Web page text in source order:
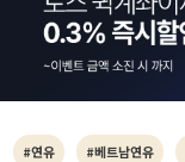
#연유 #베트남연유